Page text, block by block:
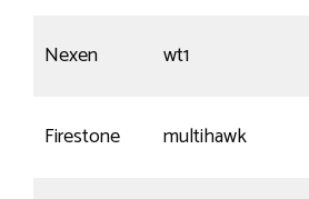
Nexen wt1
Firestone multihawk